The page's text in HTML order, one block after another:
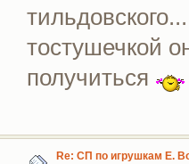
тостушечкой
получиться
Re: СП по игрушкам Е.